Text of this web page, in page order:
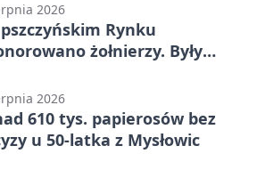
2026
Rynku
żołnierzy. Były
2026
610 tys. papierosów bez
u 50-latka z Mysłowic